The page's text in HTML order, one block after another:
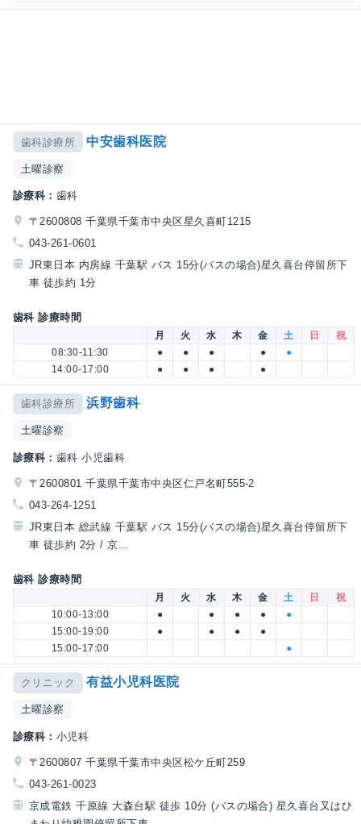
歯科診療所 中安歯科医院
土曜診察
診療科： 歯科
〒2600808 千葉県千葉市中央区星久喜町1215
043-261-0601
JR東日本 内房線 千葉駅 バス 15分(バスの場合)星久喜台停留所下
車 徒歩約 1分
歯科 診療時間
月 火 水 木 金 土 日
祝
08:30-11:30
● ● ● ●
●
14:00-17:00
● ● ● ●
歯科診療所 浜野歯科
土曜診察
診療科： 歯科 小児歯科
〒2600801 千葉県千葉市中央区仁戸名町555-2
043-264-1251
JR東日本 総武線 千葉駅 バス 15分(バスの場合)星久喜台停留所下
車 徒歩約 2分 / 京...
歯科 診療時間
月 火 水 木 金 土 日
祝
10:00-13:00
● ● ● ●
●
15:00-19:00
● ● ●
●
15:00-17:00
●
クリニック 有益小児科医院
土曜診察
診療科： 小児科
〒2600807 千葉県千葉市中央区松ケ丘町259
043-261-0023
京成電鉄 千原線 大森台駅 徒歩 10分 (バスの場合) 星久喜台又はひ